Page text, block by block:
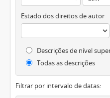
Estado dos direitos de autor
Descrições de nível
Todas as descrições
Filtrar por intervalo de datas: